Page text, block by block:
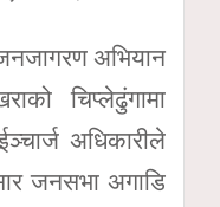
अभियान
चिप्लेढुंगामा
अधिकारीले
जनसभा अगाडि